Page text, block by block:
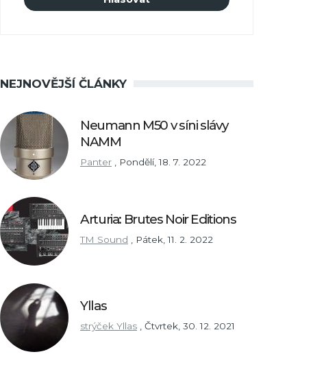
NEJNOVĚJŠÍ ČLÁNKY
Neumann M50 v síni slávy
NAMM
Panter Pondělí, 18. 7. 2022
Arturia: Brutes Noir Editions
TM Sound Pátek, 11. 2. 2022
Yllas
strýček Yllas Čtvrtek, 30. 12. 2021